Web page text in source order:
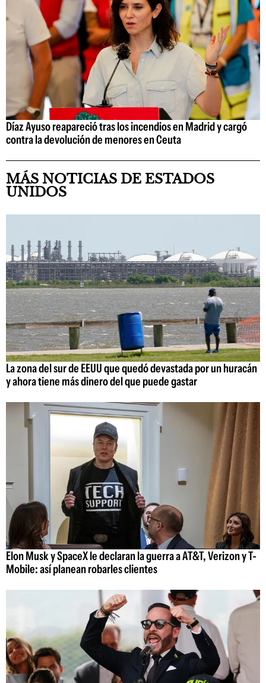
Díaz Ayuso reapareció tras los incendios en Madrid y cargó
contra la devolución de menores en Ceuta
MÁS NOTICIAS DE ESTADOS
UNIDOS
La zona del sur de EEUU que quedó devastada por un huracán
y ahora tiene más dinero del que puede gastar
Elon Musk y SpaceX le declaran la guerra a AT&T, Verizon y T-
Mobile: así planean robarles clientes